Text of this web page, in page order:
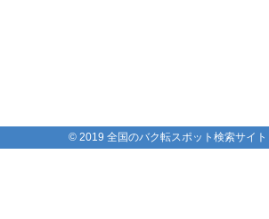
© 2019 全国のバク転スポット検索サイト